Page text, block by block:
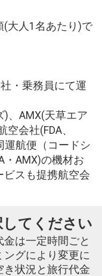
(大人1名あたり)で
・乗務員にて運
)、AMX(天草エア
会社(FDA、
運航便（コードシ
・AMX)の機材お
ビスも提携航空会
てください
は一定時間ごと
グにより変更に
き状況と旅行代金